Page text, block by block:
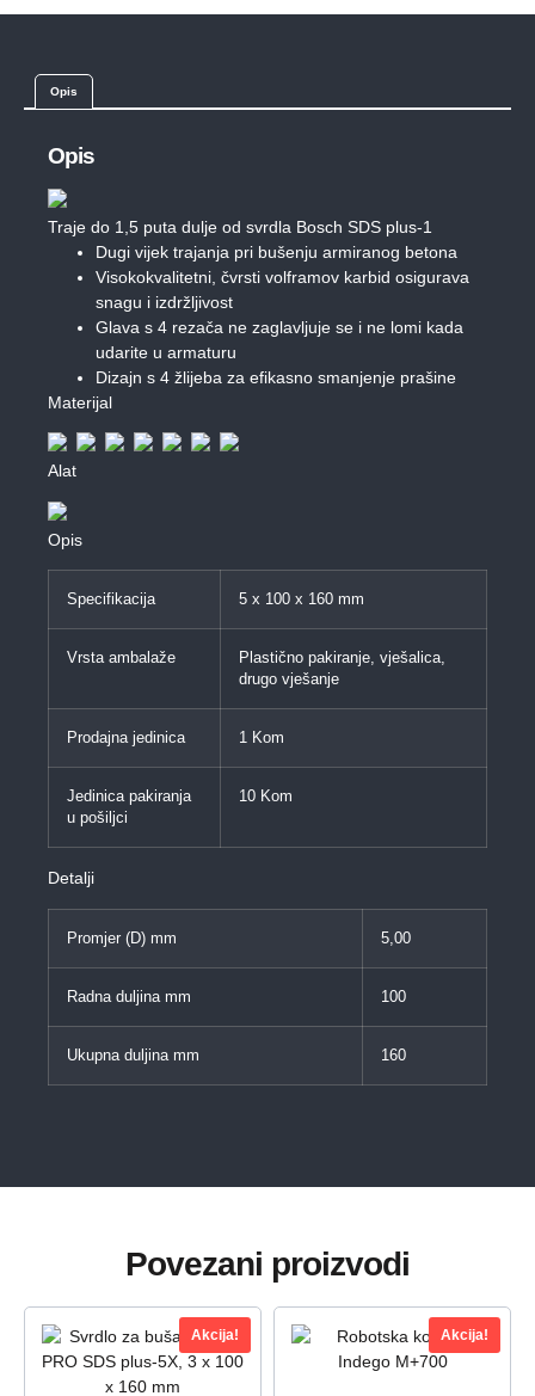
Opis
Opis
Traje do 1,5 puta dulje od svrdla Bosch SDS plus-1
Dugi vijek trajanja pri bušenju armiranog betona
Visokokvalitetni, čvrsti volframov karbid osigurava
snagu i izdržljivost
Glava s 4 rezača ne zaglavljuje se i ne lomi kada
udarite u armaturu
Dizajn s 4 žlijeba za efikasno smanjenje prašine
Materijal
Alat
Opis
Specifikacija 5 x 100 x 160 mm
Vrsta ambalaže
Plastično pakiranje, vješalica,
drugo vješanje
Prodajna jedinica 1 Kom
Jedinica pakiranja
u pošiljci
10 Kom
Detalji
Promjer (D) mm 5,00
Radna duljina mm 100
Ukupna duljina mm 160
Povezani proizvodi
Akcija! Akcija!